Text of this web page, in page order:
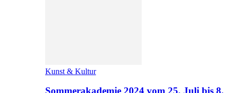
Kunst & Kultur